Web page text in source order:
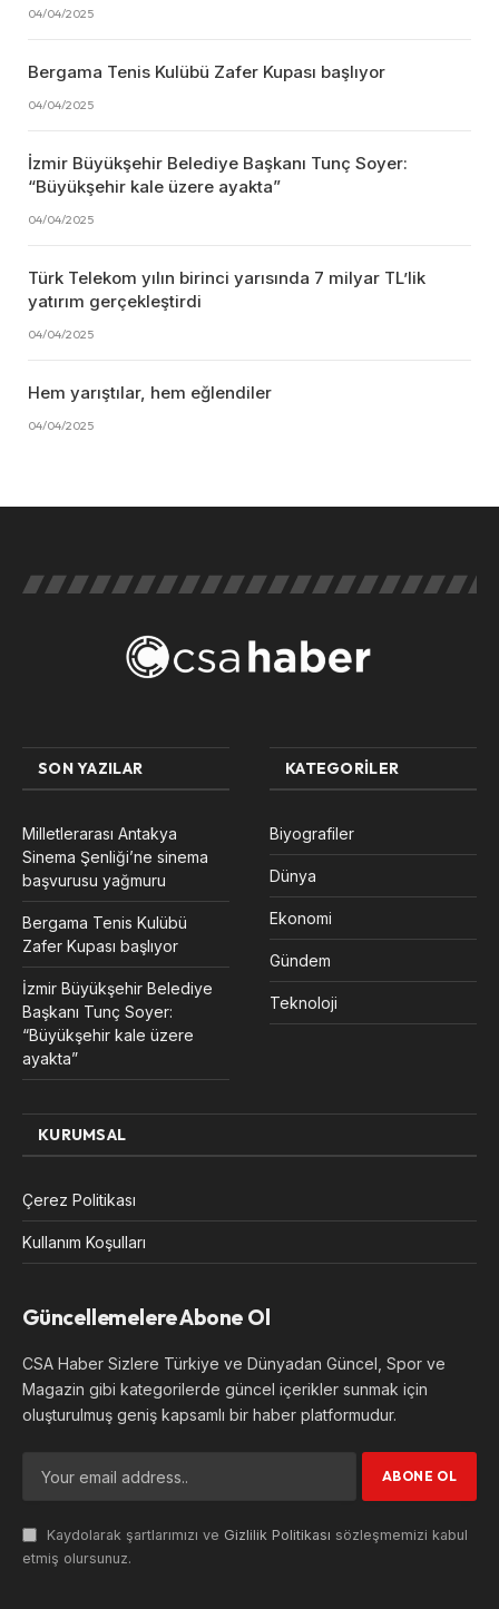
04/04/2025
Bergama Tenis Kulübü Zafer Kupası başlıyor
04/04/2025
İzmir Büyükşehir Belediye Başkanı Tunç Soyer:
“Büyükşehir kale üzere ayakta”
04/04/2025
Türk Telekom yılın birinci yarısında 7 milyar TL’lik
yatırım gerçekleştirdi
04/04/2025
Hem yarıştılar, hem eğlendiler
04/04/2025
SON YAZILAR
Milletlerarası Antakya
Sinema Şenliği’ne sinema
başvurusu yağmuru
Bergama Tenis Kulübü
Zafer Kupası başlıyor
İzmir Büyükşehir Belediye
Başkanı Tunç Soyer:
“Büyükşehir kale üzere
ayakta”
KATEGORILER
Biyografiler
Dünya
Ekonomi
Gündem
Teknoloji
KURUMSAL
Çerez Politikası
Kullanım Koşulları
Güncellemelere Abone Ol
CSA Haber Sizlere Türkiye ve Dünyadan Güncel, Spor ve
Magazin gibi kategorilerde güncel içerikler sunmak için
oluşturulmuş geniş kapsamlı bir haber platformudur.
Kaydolarak şartlarımızı ve Gizlilik Politikası sözleşmemizi kabul
etmiş olursunuz.